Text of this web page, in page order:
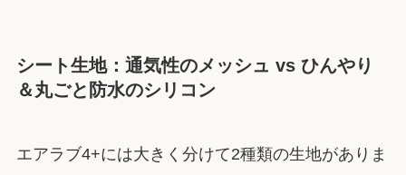
シート生地：通気性のメッシュ vs ひんやり
＆丸ごと防水のシリコン
エアラブ4+には大きく分けて2種類の生地がありま